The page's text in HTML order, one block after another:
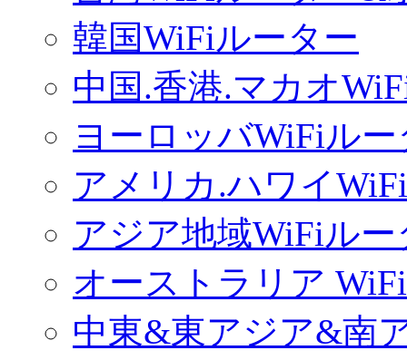
韓国WiFiルーター
中国.香港.マカオ
ヨーロッバWiFiルー
アメリカ.ハワイ
アジア地域WiFiルー
オーストラリア
中東&東アジア&南